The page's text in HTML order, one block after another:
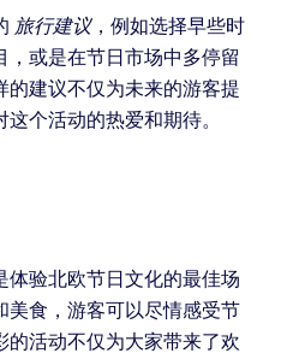
旅行建议，例如选择早些时
或是在节日市场中多停留
的建议不仅为未来的游客提
个活动的热爱和期待。
验北欧节日文化的最佳场
美食，游客可以尽情感受节
的活动不仅为大家带来了欢